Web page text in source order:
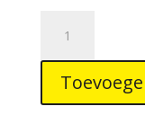
Chain
Tensioner
10